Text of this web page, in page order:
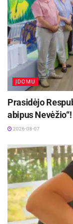
pažvelgti
tempas lėtas,
saugumas ir
ne tinginystės,
prasmingos
Aktualios naujienos
„Pižamadienis.
ĮDOMU
Prasidėjo
abipus Nevėžio“!
2026-08-07